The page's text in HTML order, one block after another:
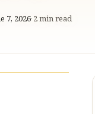
7, 2026·2min read